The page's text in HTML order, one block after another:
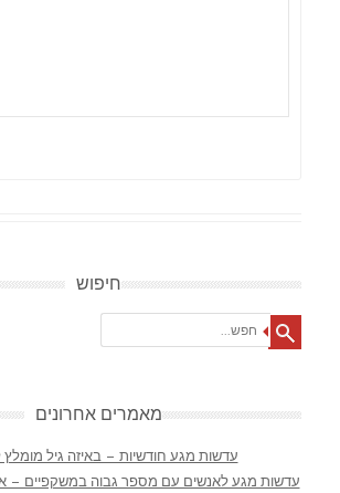
חיפוש
מאמרים אחרונים
עדשות מגע חודשיות – באיזה גיל
עדשות מגע לאנשים עם מספר גבוה במשקפיים –